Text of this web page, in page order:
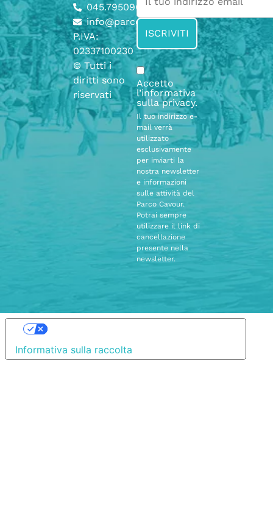
045.7950904
info@parcocavour.it
P.IVA:
02337100230
© Tutti i
diritti sono
riservati
Accetto
l’informativa
sullaprivacy.
Il tuo indirizzo e-
mail verrà
utilizzato
esclusivamente
per inviarti la
nostra newsletter
e informazioni
sulle attività del
Parco Cavour.
Potrai sempre
utilizzare il link di
cancellazione
presente nella
newsletter.
Informativa sulla raccolta
Le tue preferenze relative alla privacy